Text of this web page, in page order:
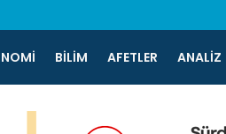
BILIM AFETLER ANALIZ